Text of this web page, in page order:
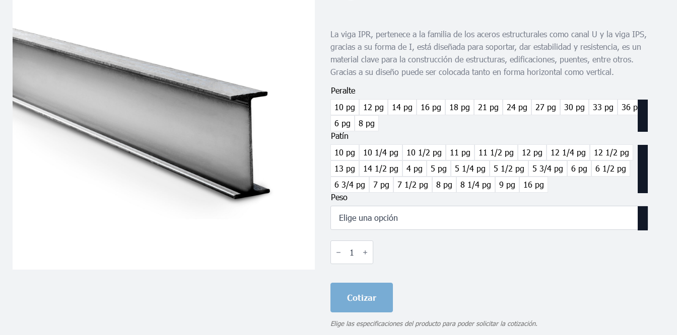
La viga IPR, pertenece a la familia de los aceros estructurales como canal U y la viga IPS,
gracias a su forma de I, está diseñada para soportar, dar estabilidad y resistencia, es un
material clave para la construcción de estructuras, edificaciones, puentes, entre otros.
Gracias a su diseño puede ser colocada tanto en forma horizontal como vertical.
Peralte
10 pg
12 pg 14 pg 16 pg 18 pg 21 pg 24 pg 27 pg 30 pg 33 pg
36 pg
6 pg
8 pg
Patín
10 pg
10 1/4 pg 10 1/2 pg 11 pg 11 1/2 pg 12 pg 12 1/4 pg
12 1/2 pg
13 pg
14 1/2 pg 4 pg 5 pg 5 1/4 pg 5 1/2 pg 5 3/4 pg 6 pg
6 1/2 pg
6 3/4 pg
7 pg 7 1/2 pg 8 pg 8 1/4 pg 9 pg
16 pg
Peso
Viga
IPR
Cotizar
Elige las especificaciones del producto para poder solicitar la cotización.